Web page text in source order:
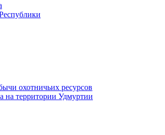
охотничьих ресурсов
на территории Удмуртии